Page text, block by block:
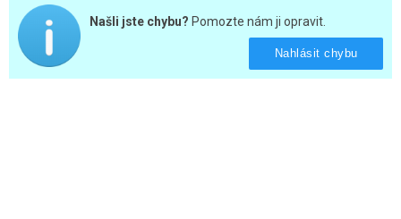
Našli jste chybu? Pomozte nám ji opravit.
Nahlásit chybu